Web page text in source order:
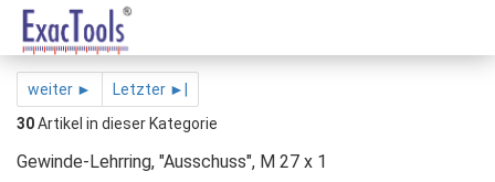
weiter ►
Letzter ►|
30Artikel in dieser Kategorie
Gewinde-Lehrring, "Ausschuss", M 27 x 1